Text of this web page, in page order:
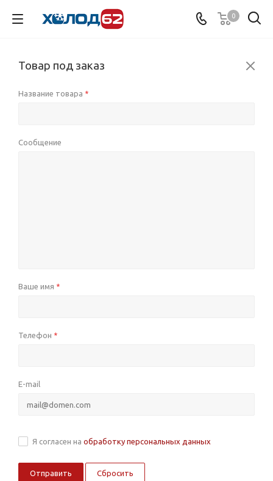
0
Товар под заказ
Название товара *
Сообщение
Ваше имя *
Телефон *
E-mail
Я согласен на обработку персональных данных
Сбросить